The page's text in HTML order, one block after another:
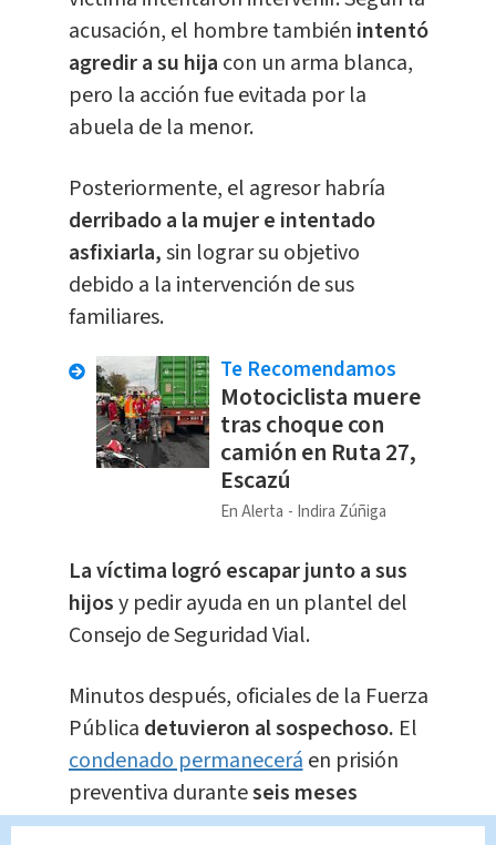
acusación, el hombre también intentó
agredir a su hija con un arma blanca,
pero la acción fue evitada por la
abuela de la menor.
Posteriormente, el agresor habría
derribado a la mujer e intentado
asfixiarla,sin lograr su objetivo
debido a la intervención de sus
familiares.
Te Recomendamos
Motociclista muere
tras choque con
camión en Ruta 27,
Escazú
En Alerta Indira Zúñiga
La víctima logró escapar junto a sus
hijosy pedir ayuda en un plantel del
Consejo de Seguridad Vial.
Minutos después, oficiales de la Fuerza
Pública detuvieron al sospechoso. El
condenado permaneceráen prisión
preventiva duranteseis meses
mientras la sentencia queda en firme.